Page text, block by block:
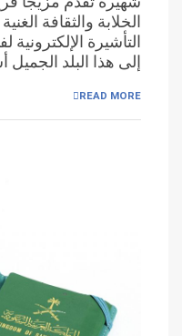
الخلابة والثقافة
التأشيرة
إلى هذا البلد الجميل
READ MORE